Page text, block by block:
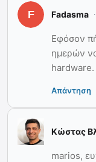
Fadasma
Εφόσον
ημερών
hardware.
Απάντηση
Κώστας
marios,